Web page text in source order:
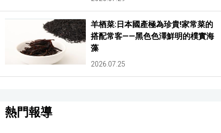
羊栖菜:日本國產極為珍貴!家常菜的
搭配常客——黑色色澤鮮明的樸實海
藻
2026.07.25
熱門報導